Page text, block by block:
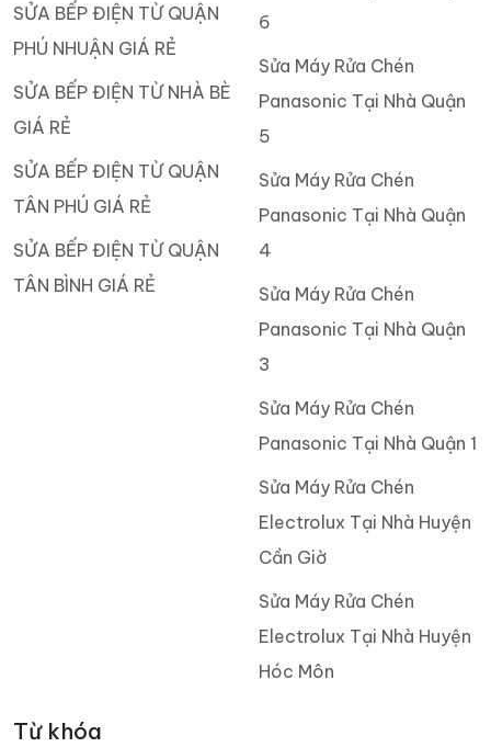
SỬA BẾP ĐIỆN TỪ QUẬN
PHÚ NHUẬN GIÁ RẺ
SỬA BẾP ĐIỆN TỪ NHÀ BÈ
GIÁ RẺ
SỬA BẾP ĐIỆN TỪ QUẬN
TÂN PHÚ GIÁ RẺ
SỬA BẾP ĐIỆN TỪ QUẬN
TÂN BÌNH GIÁ RẺ
6
Sửa Máy Rửa Chén
Panasonic Tại Nhà Quận
5
Sửa Máy Rửa Chén
Panasonic Tại Nhà Quận
4
Sửa Máy Rửa Chén
Panasonic Tại Nhà Quận
3
Sửa Máy Rửa Chén
Panasonic Tại Nhà Quận 1
Sửa Máy Rửa Chén
Electrolux Tại Nhà Huyện
Cần Giờ
Sửa Máy Rửa Chén
Electrolux Tại Nhà Huyện
Hóc Môn
Từ khóa